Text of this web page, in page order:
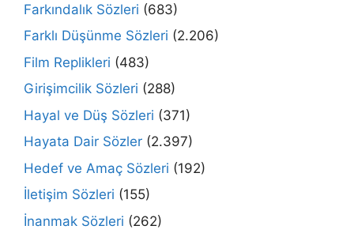
Farkındalık Sözleri (683)
Farklı Düşünme Sözleri (2.206)
Film Replikleri (483)
Girişimcilik Sözleri (288)
Hayal ve Düş Sözleri (371)
Hayata Dair Sözler (2.397)
Hedef ve Amaç Sözleri (192)
İletişim Sözleri (155)
İnanmak Sözleri (262)